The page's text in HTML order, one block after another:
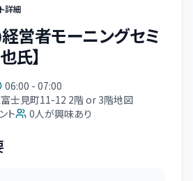
詳細
営者モーニングセミ
氏】
06:00 - 07:00
士見町11-12 2階 or 3階地図
ト
0人が興味あり